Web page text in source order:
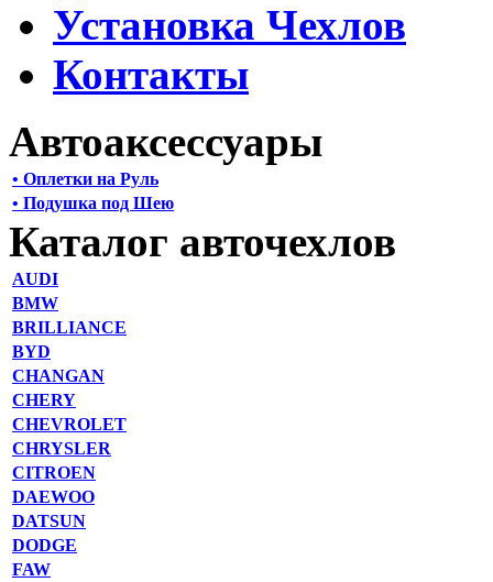
Установка Чехлов
Контакты
Автоаксессуары
• Оплетки на Руль
• Подушка под Шею
Каталог авточехлов
AUDI
BMW
BRILLIANCE
BYD
CHANGAN
CHERY
CHEVROLET
CHRYSLER
CITROEN
DAEWOO
DATSUN
DODGE
FAW